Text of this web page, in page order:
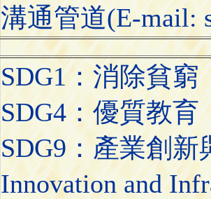
溝通管道(E-mail:
SDG1：消除貧窮
SDG4：優質教育
SDG9：產業創新
Innovation and